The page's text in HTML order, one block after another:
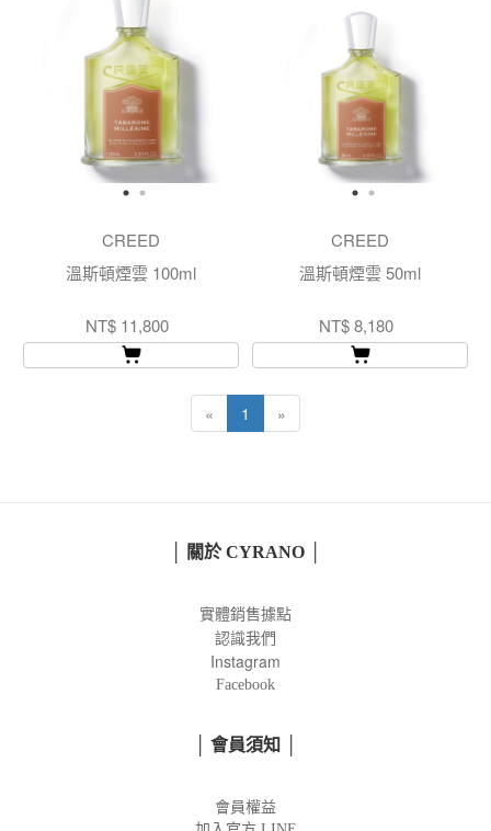
CREED
溫斯頓煙雲 100ml
NT$ 11,800
CREED
溫斯頓煙雲 50ml
NT$ 8,180
« 1 »
│ 關於 CYRANO │
實體銷售據點
認識我們
Instagram
Facebook
│ 會員須知 │
會員權益